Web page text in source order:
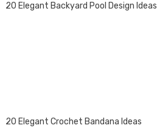
20 Elegant Backyard Pool Design Ideas
20 Elegant Crochet Bandana Ideas